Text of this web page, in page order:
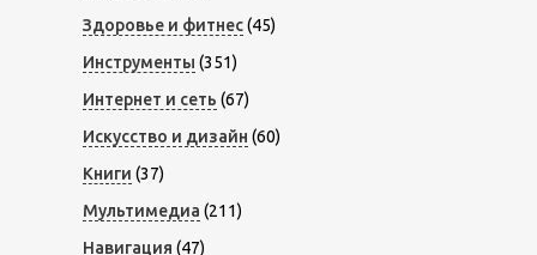
Здоровье и фитнес(45)
Инструменты (351)
Интернет и сеть (67)
Искусство и дизайн (60)
Книги (37)
Мультимедиа (211)
Навигация (47)